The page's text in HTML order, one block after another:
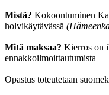
Mistä? Kokoontuminen
holvikäytävässä
Mitä maksaa? Kierros on
ennakkoilmoittautumista
Opastus toteutetaan